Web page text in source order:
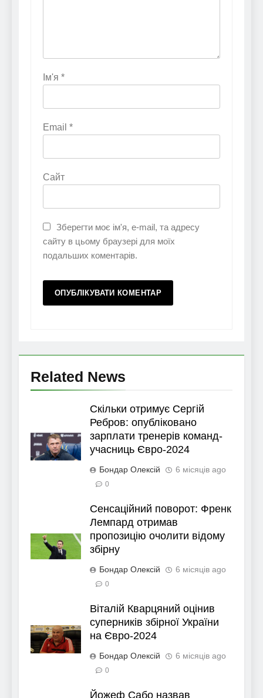
Ім'я *
Email *
Сайт
Зберегти моє ім'я, e-mail, та адресу
сайту в цьому браузері для моїх
подальших коментарів.
Related News
Скільки отримує Сергій
Ребров: опубліковано
зарплати тренерів команд-
учасниць Євро-2024
Бондар Олексій 6 місяців ago
0
Сенсаційний поворот: Френк
Лемпард отримав
пропозицію очолити відому
збірну
Бондар Олексій 6 місяців ago
0
Віталій Кварцяний оцінив
суперників збірної України
на Євро-2024
Бондар Олексій 6 місяців ago
0
Йожеф Сабо назвав